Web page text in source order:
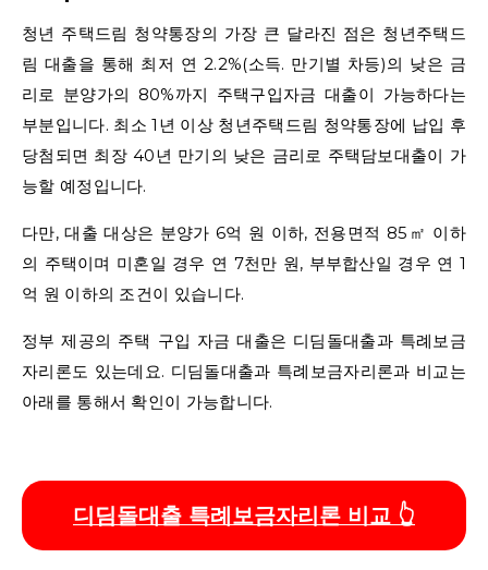
청년 주택드림 청약통장의 가장 큰 달라진 점은 청년주택드
림 대출을 통해 최저 연 2.2%(소득. 만기별 차등)의 낮은 금
리로 분양가의 80%까지 주택구입자금 대출이 가능하다는
부분입니다. 최소 1년 이상 청년주택드림 청약통장에 납입 후
당첨되면 최장 40년 만기의 낮은 금리로 주택담보대출이 가
능할 예정입니다.
다만, 대출 대상은 분양가 6억 원 이하, 전용면적 85㎡ 이하
의 주택이며 미혼일 경우 연 7천만 원, 부부합산일 경우 연 1
억 원 이하의 조건이 있습니다.
정부 제공의 주택 구입 자금 대출은 디딤돌대출과 특례보금
자리론도 있는데요. 디딤돌대출과 특례보금자리론과 비교는
아래를 통해서 확인이 가능합니다.
디딤돌대출 특례보금자리론 비교 👆